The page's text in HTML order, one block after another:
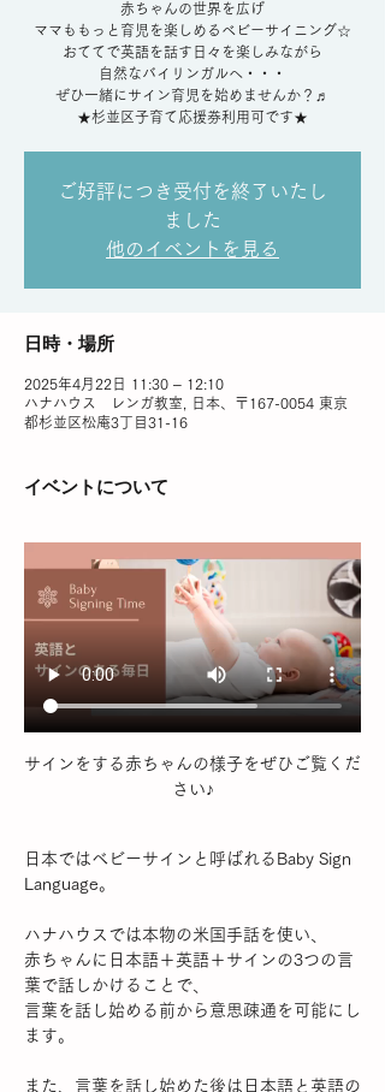
赤ちゃんの世界を広げ
ママももっと育児を楽しめるベビーサイニング☆
おててで英語を話す日々を楽しみながら
自然なバイリンガルへ・・・
ぜひ一緒にサイン育児を始めませんか？♬
★杉並区子育て応援券利用可です★
ご好評につき受付を終了いたし
ました
他のイベントを見る
日時・場所
2025年4月22日 11:30 – 12:10
ハナハウス レンガ教室, 日本、〒167-0054 東京
都杉並区松庵3丁目31-16
イベントについて
サインをする赤ちゃんの様子をぜひご覧くだ
さい♪
日本ではベビーサインと呼ばれるBaby Sign
Language。
ハナハウスでは本物の米国手話を使い、
赤ちゃんに日本語＋英語＋サインの3つの言
葉で話しかけることで、
言葉を話し始める前から意思疎通を可能にし
ます。
また、言葉を話し始めた後は日本語と英語の